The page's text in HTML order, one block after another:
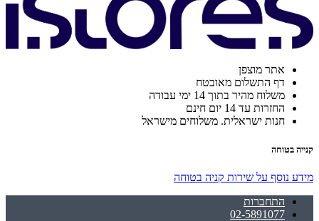
אתר מוצפן
דף התשלום מאובטח
משלוח מהיר בתוך 14 ימי עבודה
החזרות עד 14 יום חינם
חנות ישראלית. משלוחים מישראל
קנייה בטוחה
מידע נוסף על שירות קניה בטוחה
התחברות
02-5891077